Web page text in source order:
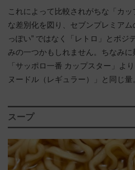
これによって比較されがちな「カ
な差別化を図り、セブンプレミアム
っぽい” ではなく「レトロ」とポジ
みの一つかもしれません。ちなみに
「サッポロ一番 カップスター」よ
ヌードル（レギュラー）」と同じ量
スープ